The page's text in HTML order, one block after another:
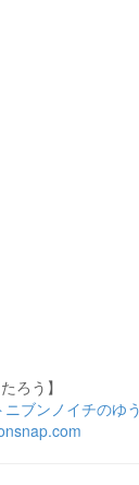
ろう】
ブンノイチのゆ